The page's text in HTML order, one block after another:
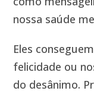
nossa saúde
Eles
felicidade ou
do desânimo.